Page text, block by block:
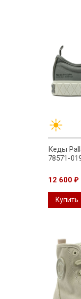
Кеды
78571-
12 600 ₽
Купить